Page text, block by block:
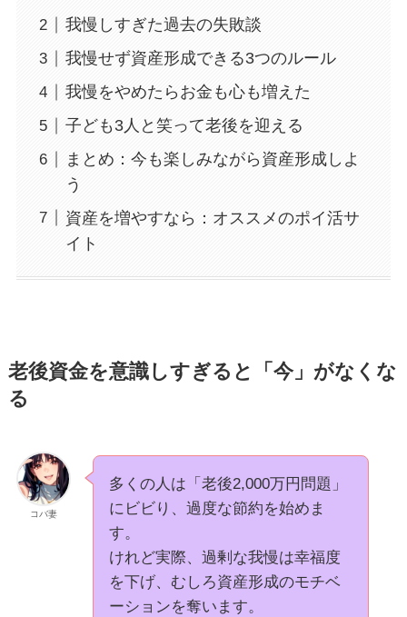
我慢しすぎた過去の失敗談
我慢せず資産形成できる3つのルール
我慢をやめたらお金も心も増えた
子ども3人と笑って老後を迎える
まとめ：今も楽しみながら資産形成しよ
う
資産を増やすなら：オススメのポイ活サ
イト
老後資金を意識しすぎると「今」がなくな
る
コバ妻
多くの人は「老後2,000万円問題」
にビビり、過度な節約を始めま
す。
けれど実際、過剰な我慢は幸福度
を下げ、むしろ資産形成のモチベ
ーションを奪います。